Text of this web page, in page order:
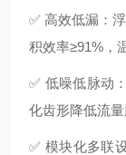
✅ 高效低漏：
积效率≥91%，
✅ 低噪低脉动
化齿形降低流
✅ 模块化多联